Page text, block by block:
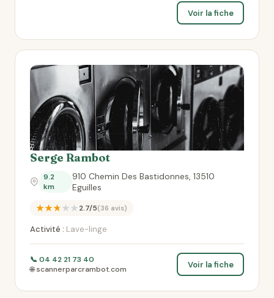
Voir la fiche
Serge Rambot
9.2
km
910 Chemin Des Bastidonnes, 13510
Eguilles
★★★★★2.7/5(36 avis)
Activité : Lave-linge
📞 04 42 21 73 40
🌐 scannerparcrambot.com
Voir la fiche